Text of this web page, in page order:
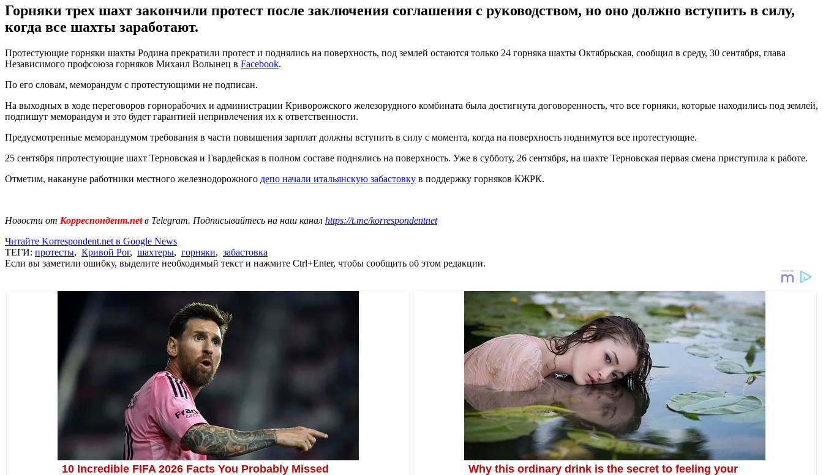
Горняки трех шахт закончили протест после заключения соглашения с руководством, но оно должно вступить в силу,
когда все шахты заработают.
Протестующие горняки шахты Родина прекратили протест и поднялись на поверхность, под землей остаются только 24 горняка шахты Октябрьская, сообщил в среду, 30 сентября, глава
Независимого профсоюза горняков Михаил Волынец в Facebook.
По его словам, меморандум с протестующими не подписан.
На выходных в ходе переговоров горнорабочих и администрации Криворожского железорудного комбината была достигнута договоренность, что все горняки, которые находились под землей,
подпишут меморандум и это будет гарантией непривлечения их к ответственности.
Предусмотренные меморандумом требования в части повышения зарплат должны вступить в силу с момента, когда на поверхность поднимутся все протестующие.
25 сентября ппротестующие шахт Терновская и Гвардейская в полном составе поднялись на поверхность. Уже в субботу, 26 сентября, на шахте Терновская первая смена приступила к работе.
Отметим, накануне работники местного железнодорожного депо начали итальянскую забастовку в поддержку горняков КЖРК.
Новости от Корреспондент.netв Telegram. Подписывайтесь на наш канал https://t.me/korrespondentnet
Читайте Korrespondent.net в Google News
ТЕГИ: протесты, Кривой Рог, шахтеры, горняки, забастовка
Если вы заметили ошибку, выделите необходимый текст и нажмите Ctrl+Enter, чтобы сообщить об этом редакции.